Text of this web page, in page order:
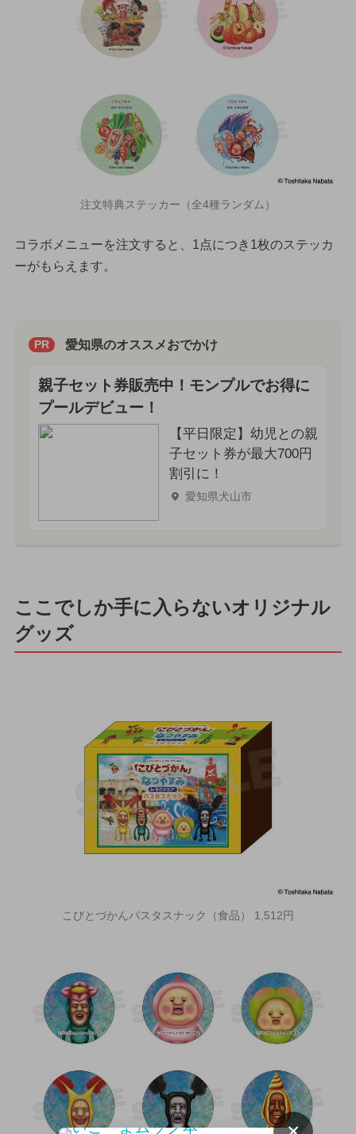
注文特典ステッカー（全4種ランダム）
コラボメニューを注文すると、1点につき1枚のステッカ
ーがもらえます。
PR 愛知県のオススメおでかけ
親子セット券販売中！モンプルでお得に
プールデビュー！
【平日限定】幼児との親
子セット券が最大700円
割引に！
愛知県犬山市
ここでしか手に入らないオリジナル
グッズ
こびとづかんパスタスナック（食品） 1,512円